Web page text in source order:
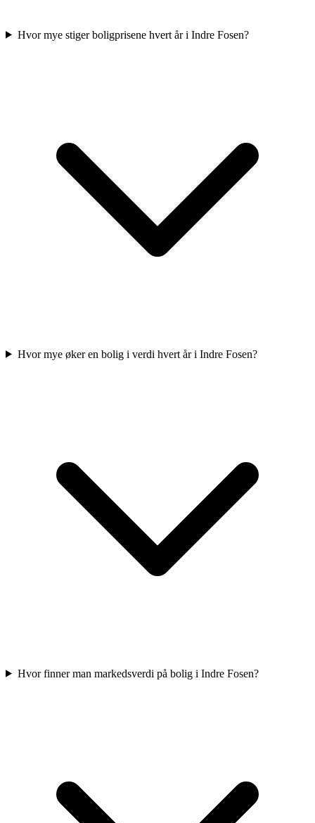
Hvor mye stiger boligprisene hvert år i Indre Fosen?
Hvor mye øker en bolig i verdi hvert år i Indre Fosen?
Hvor finner man markedsverdi på bolig i Indre Fosen?